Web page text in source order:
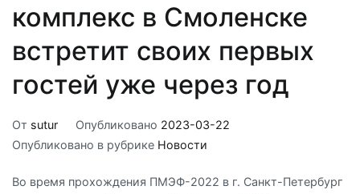
комплекс в Смоленске
встретит своих первых
гостей уже через год
От sutur Опубликовано 2023-03-22
Опубликовано в рубрике Новости
Во время прохождения ПМЭФ-2022 в г. Санкт-Петербург